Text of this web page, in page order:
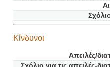
Κίνδυνοι
Απειλές/
Σχόλιο για τις απειλές-